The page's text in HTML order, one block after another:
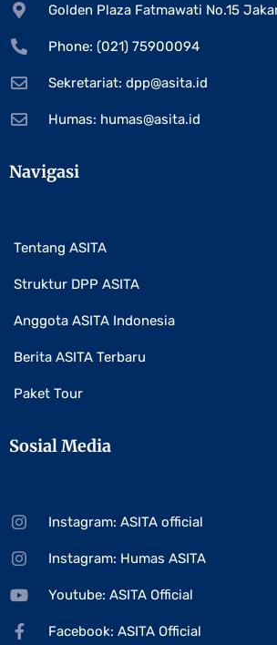
Golden Plaza Fatmawati No.15
Phone: (021) 75900094
Sekretariat: dpp@asita.id
Humas: humas@asita.id
Navigasi
Tentang ASITA
Struktur DPP ASITA
Anggota ASITA Indonesia
Berita ASITA Terbaru
Paket Tour
Sosial Media
Instagram: ASITA official
Instagram: Humas ASITA
Youtube: ASITA Official
Facebook: ASITA Official